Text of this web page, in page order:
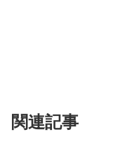
関連記事